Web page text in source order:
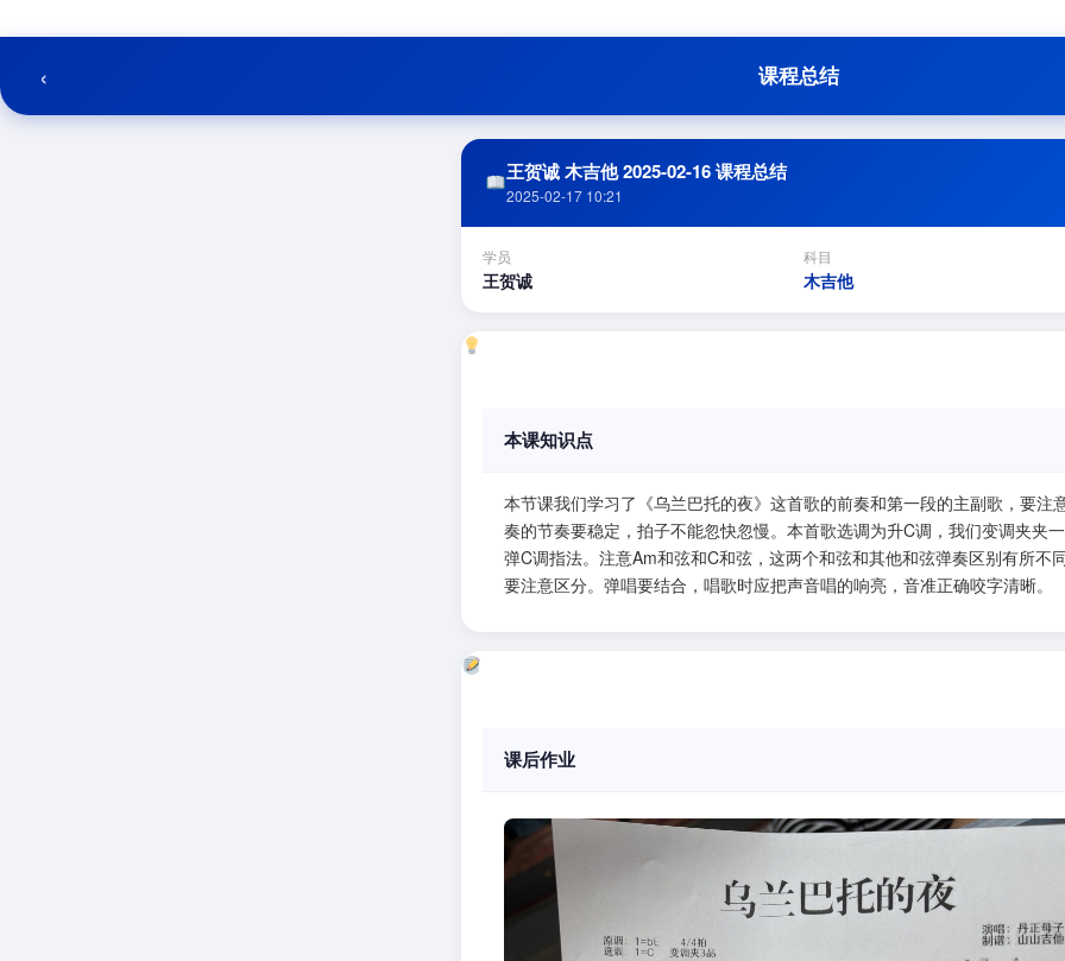
至
容
‹ 课程总结
王贺诚 木吉他 2025-02-16 课程总结
2025-02-17 10:21
学员
王贺诚
科目
木吉他
本课知识点
本节课我们学习了《乌兰巴托的夜》这首歌的前奏和第一段的主副歌，要注
奏的节奏要稳定，拍子不能忽快忽慢。本首歌选调为升C调，我们变调夹夹
弹C调指法。注意Am和弦和C和弦，这两个和弦和其他和弦弹奏区别有所不
要注意区分。弹唱要结合，唱歌时应把声音唱的响亮，音准正确咬字清晰。
课后作业